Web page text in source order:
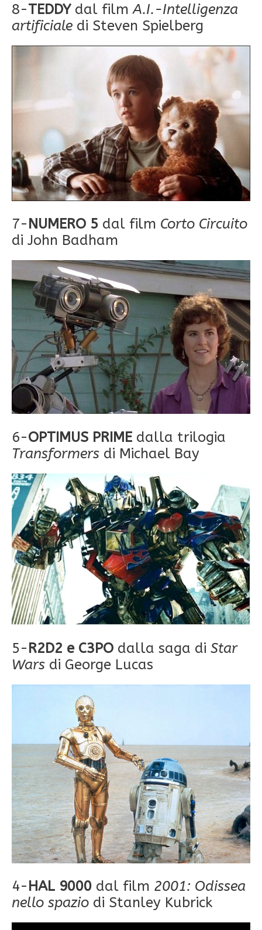
8-TEDDYdal filmA.I.-Intelligenza
artificiale di Steven Spielberg
7- NUMERO 5 dal film Corto Circuito
di John Badham
6-OPTIMUS PRIME dalla trilogia
Transformers di Michael Bay
5-R2D2 e C3PO dalla saga di Star
Wars di George Lucas
4- HAL 9000 dal film 2001: Odissea
nello spazio di Stanley Kubrick